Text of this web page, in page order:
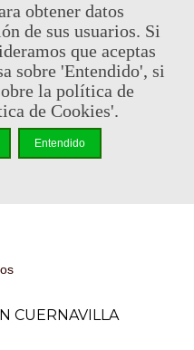
Carrito
Compartir
hasta24puntos de
de fidelidad
CUERNAVILLA
obtener datos
de sus usuarios. Si
que aceptas
sobre 'Entendido', si
la política de
de Cookies'.
Entendido